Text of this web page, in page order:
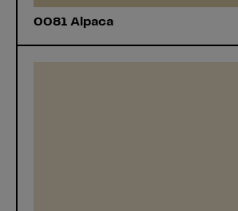
0081 Alpaca